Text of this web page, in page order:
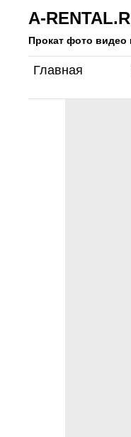
A-
Прокат фото видео
Главная